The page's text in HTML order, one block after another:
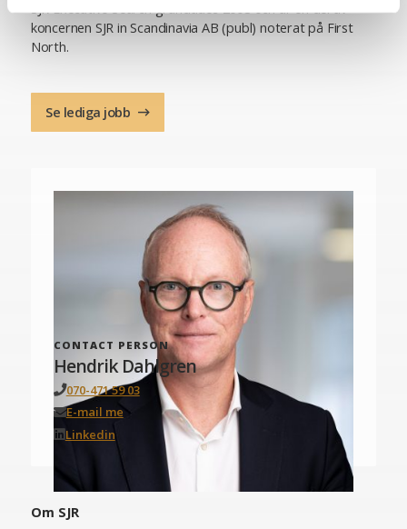
SJR Executive Search grundades 2008 och är en del av
koncernen SJR in Scandinavia AB (publ) noterat på First
North.
Se lediga jobb
CONTACT PERSON
Hendrik Dahlgren
070-471 59 03
E-mail me
Linkedin
Om SJR